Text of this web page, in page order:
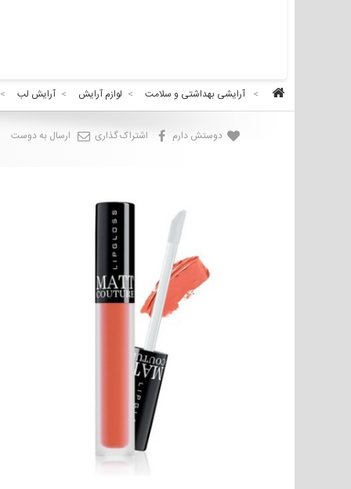
> آرایشی بهداشتی و سلامت > لوازم آرایش > آرایش لب >
دوستش دارم اشتراک گذاری ارسال به دوست